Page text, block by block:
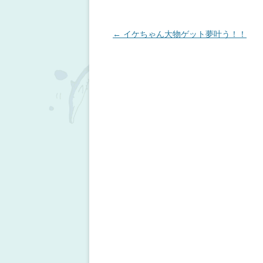
投稿ナビゲーション
← イケちゃん大物ゲット夢叶う！！